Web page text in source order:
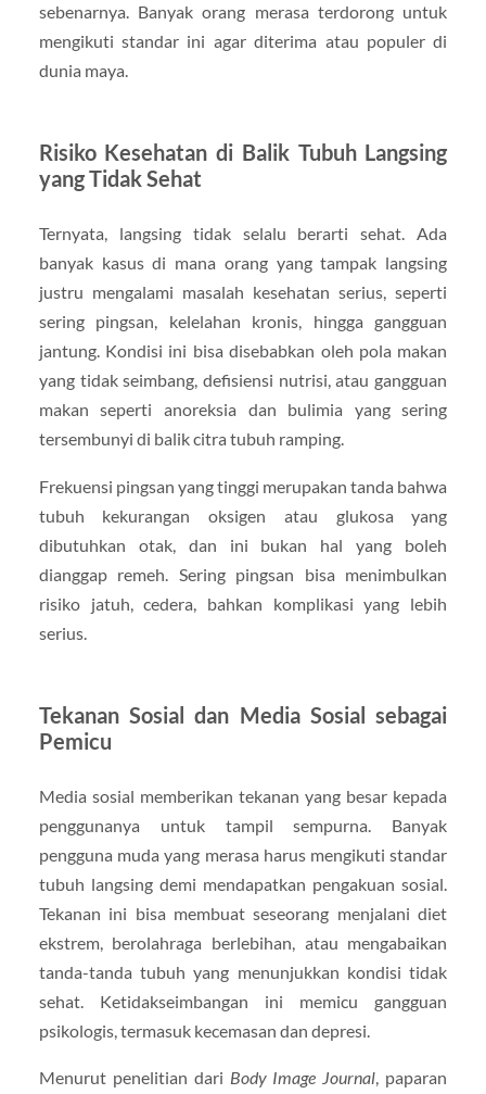
sebenarnya. Banyak orang merasa terdorong untuk
mengikuti standar ini agar diterima atau populer di
dunia maya.
Risiko Kesehatan di Balik Tubuh Langsing
yang Tidak Sehat
Ternyata, langsing tidak selalu berarti sehat. Ada
banyak kasus di mana orang yang tampak langsing
justru mengalami masalah kesehatan serius, seperti
sering pingsan, kelelahan kronis, hingga gangguan
jantung. Kondisi ini bisa disebabkan oleh pola makan
yang tidak seimbang, defisiensi nutrisi, atau gangguan
makan seperti anoreksia dan bulimia yang sering
tersembunyi di balik citra tubuh ramping.
Frekuensi pingsan yang tinggi merupakan tanda bahwa
tubuh kekurangan oksigen atau glukosa yang
dibutuhkan otak, dan ini bukan hal yang boleh
dianggap remeh. Sering pingsan bisa menimbulkan
risiko jatuh, cedera, bahkan komplikasi yang lebih
serius.
Tekanan Sosial dan Media Sosial sebagai
Pemicu
Media sosial memberikan tekanan yang besar kepada
penggunanya untuk tampil sempurna. Banyak
pengguna muda yang merasa harus mengikuti standar
tubuh langsing demi mendapatkan pengakuan sosial.
Tekanan ini bisa membuat seseorang menjalani diet
ekstrem, berolahraga berlebihan, atau mengabaikan
tanda-tanda tubuh yang menunjukkan kondisi tidak
sehat. Ketidakseimbangan ini memicu gangguan
psikologis, termasuk kecemasan dan depresi.
Menurut penelitian dari Body Image Journal , paparan